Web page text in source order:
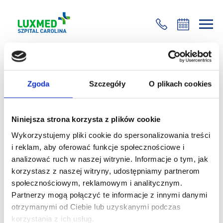
Zgoda Szczegóły O plikach cookies
Niniejsza strona korzysta z plików cookie
Wykorzystujemy pliki cookie do spersonalizowania treści
i reklam, aby oferować funkcje społecznościowe i
analizować ruch w naszej witrynie. Informacje o tym, jak
korzystasz z naszej witryny, udostępniamy partnerom
społecznościowym, reklamowym i analitycznym.
Partnerzy mogą połączyć te informacje z innymi danymi
otrzymanymi od Ciebie lub uzyskanymi podczas
korzystania z ich usług.
+48 22 35 58 200
Wróć
12 listopada nasza klinika będzie
9 listopada 2018
Z przyjemnością informujemy, że nasza Klinika w dniu
12 listopada(poniedziałek) będzie czynna tak jak w
każdy dzień roboczy.
Serdecznie zapraszamy!
Przypominamy również, że w Carolina Medical Center
działaOSTRY DYŻUR ORTOPEDYCZNY